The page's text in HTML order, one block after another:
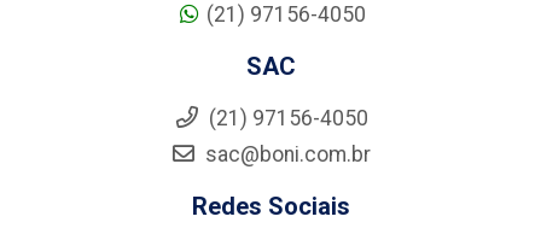
(21) 97156-4050
SAC
(21) 97156-4050
sac@boni.com.br
Redes Sociais